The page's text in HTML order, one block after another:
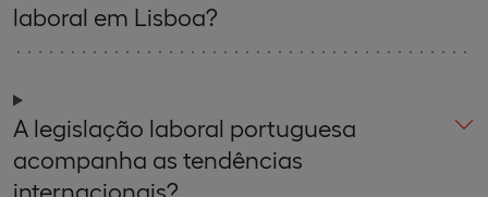
laboral em Lisboa?
A legislação laboral portuguesa
acompanha as tendências
internacionais?